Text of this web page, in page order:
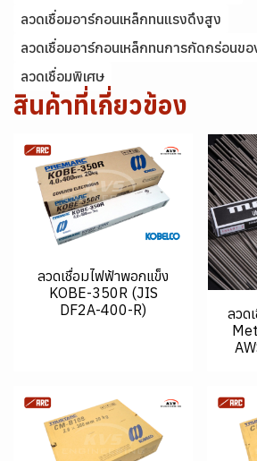
ลวดเชื่อมอาร์กอนเหล็กทนแรงดึงสูง
ลวดเชื่อมอาร์กอนเหล็กทนการกัดกร่อนข
ลวดเชื่อมพิเศษ
สินค้าที่เกี่ยวข้อง
ลวดเชื่อมไฟฟ้าพอกแข็ง
KOBE-350R (JIS
DF2A-400-R)
ลวด